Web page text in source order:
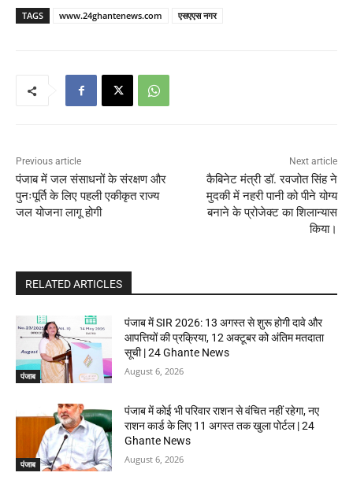
TAGS www.24ghantenews.com एसएएस नगर
Previous article
पंजाब में जल संसाधनों के संरक्षण और
पुनःपूर्ति के लिए पहली एकीकृत राज्य
जल योजना लागू होगी
Next article
कैबिनेट मंत्री डॉ. रवजोत सिंह ने
मुदकी में नहरी पानी को पीने योग्य
बनाने के प्रोजेक्ट का शिलान्यास
किया।
RELATED ARTICLES
पंजाब
पंजाब में SIR 2026: 13 अगस्त से शुरू होगी दावे और
आपत्तियों की प्रक्रिया, 12 अक्टूबर को अंतिम मतदाता
सूची | 24 Ghante News
August 6, 2026
पंजाब
पंजाब में कोई भी परिवार राशन से वंचित नहीं रहेगा, नए
राशन कार्ड के लिए 11 अगस्त तक खुला पोर्टल | 24
Ghante News
August 6, 2026